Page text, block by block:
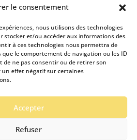
le consentement
nous utilisons des technologies
stocker et/ou accéder aux informations des
à ces technologies nous permettra de
le comportement de navigation ou les ID
de ne pas consentir ou de retirer son
effet négatif sur certaines
Accepter
Refuser
newsletter